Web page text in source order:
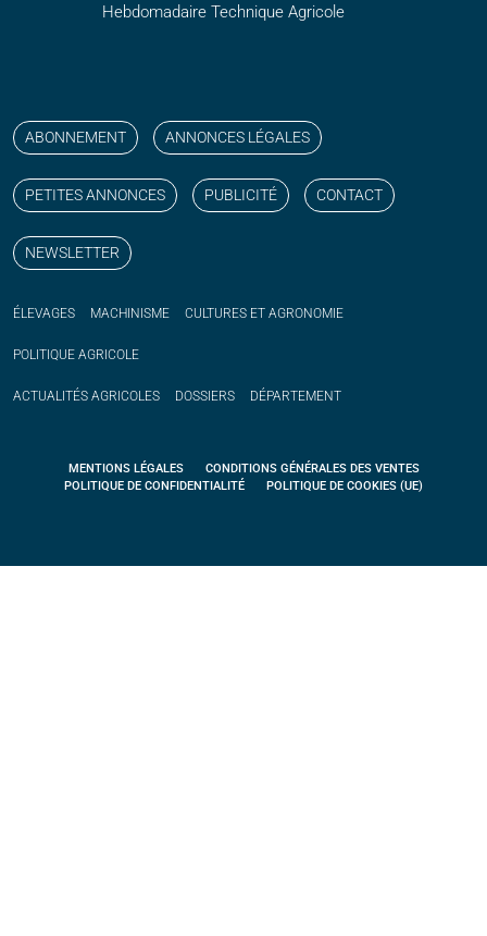
Hebdomadaire Technique Agricole
ABONNEMENT ANNONCES LÉGALES
PETITES ANNONCES PUBLICITÉ CONTACT
NEWSLETTER
ÉLEVAGES MACHINISME CULTURES ET AGRONOMIE
POLITIQUE AGRICOLE
ACTUALITÉS AGRICOLES DOSSIERS DÉPARTEMENT
MENTIONS LÉGALES
CONDITIONS GÉNÉRALES DES VENTES
POLITIQUE DE CONFIDENTIALITÉ
POLITIQUE DE COOKIES (UE)